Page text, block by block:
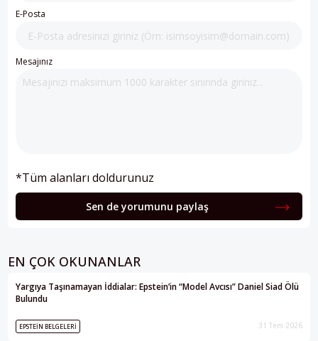
E-Posta
Mesajınız
*Tüm alanları doldurunuz
Sen de yorumunu paylaş
EN ÇOK OKUNANLAR
Yargıya Taşınamayan İddialar: Epstein’in “Model Avcısı” Daniel Siad Ölü
Bulundu
EPSTEIN BELGELERI 31 Tem 2026